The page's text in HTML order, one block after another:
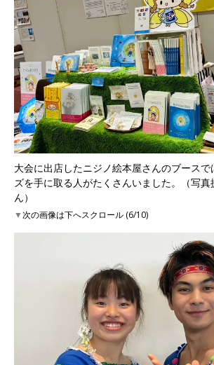
大会に出店したニジノ絵本屋さんのブースで
ズを手に取る人がたくさんいました。（写真
ん）
▼次の画像は下へスクロール (6/10)